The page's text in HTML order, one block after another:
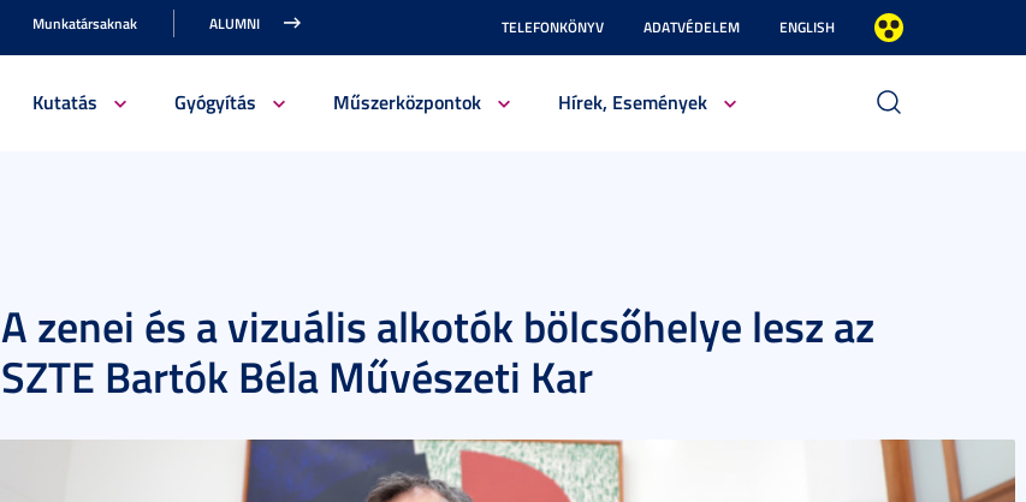
Munkatársaknak ALUMNI TELEFONKÖNYV ADATVÉDELEM ENGLISH
Kutatás Gyógyítás Műszerközpontok Hírek, Események
A zenei és a vizuális alkotók bölcsőhelye lesz az
SZTE Bartók Béla Művészeti Kar